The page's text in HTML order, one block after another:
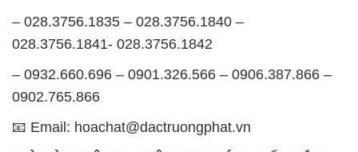
– 028.3756.1835 – 028.3756.1840 –
028.3756.1841- 028.3756.1842
– 0932.660.696 – 0901.326.566 – 0906.387.866 –
0902.765.866
📧 Email: hoachat@dactruongphat.vn